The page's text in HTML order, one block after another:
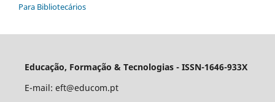
Para Bibliotecários
Educação, Formação & Tecnologias - ISSN-1646-933X
E-mail: eft@educom.pt